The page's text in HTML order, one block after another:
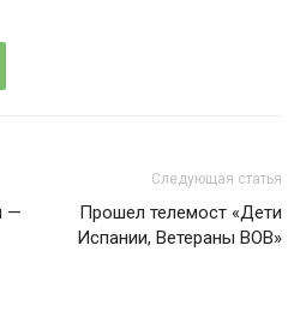
—
Следующая статья
Прошел телемост «Дети
Испании, Ветераны ВОВ»